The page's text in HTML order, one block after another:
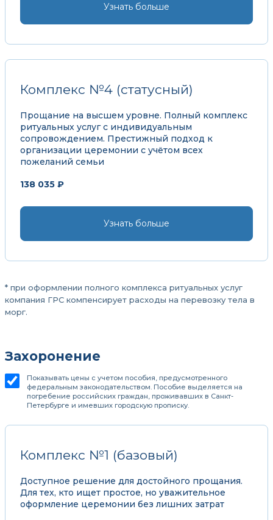
Узнать больше
Комплекс №4 (статусный)
Прощание на высшем уровне. Полный комплекс
ритуальных услуг с индивидуальным
сопровождением. Престижный подход к
организации церемонии с учётом всех
пожеланий семьи
138 035 ₽
Узнать больше
* при оформлении полного комплекса ритуальных услуг
компания ГРС компенсирует расходы на перевозку тела в
морг.
Захоронение
Показывать цены с учетом пособия, предусмотренного
федеральным законодательством. Пособие выделяется на
погребение российских граждан, проживавших в Санкт-
Петербурге и имевших городскую прописку.
Комплекс №1 (базовый)
Доступное решение для достойного прощания.
Для тех, кто ищет простое, но уважительное
оформление церемонии без лишних затрат